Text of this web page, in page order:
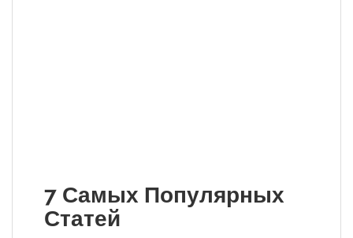
7 Самых Популярных
Статей